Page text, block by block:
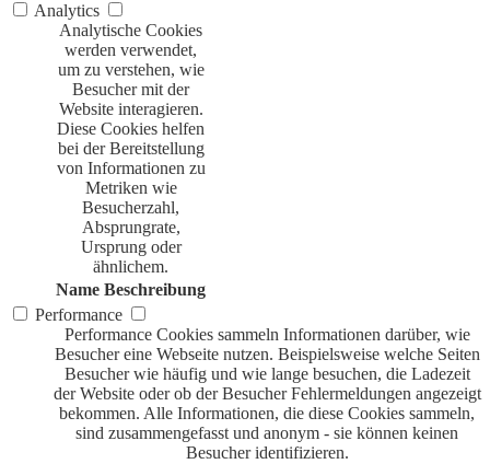
Analytics
Analytische Cookies
werden verwendet,
um zu verstehen, wie
Besucher mit der
Website interagieren.
Diese Cookies helfen
bei der Bereitstellung
von Informationen zu
Metriken wie
Besucherzahl,
Absprungrate,
Ursprung oder
ähnlichem.
Name Beschreibung
Performance
Performance Cookies sammeln Informationen darüber, wie
Besucher eine Webseite nutzen. Beispielsweise welche Seiten
Besucher wie häufig und wie lange besuchen, die Ladezeit
der Website oder ob der Besucher Fehlermeldungen angezeigt
bekommen. Alle Informationen, die diese Cookies sammeln,
sind zusammengefasst und anonym - sie können keinen
Besucher identifizieren.